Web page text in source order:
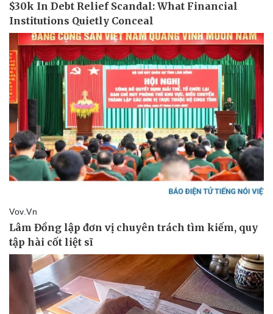
Thể thao
Bóng đá
Lịch thi đấu bóng đá
Thế giới thể thao
eSports
Ô tô
Xe máy
Tư vấn